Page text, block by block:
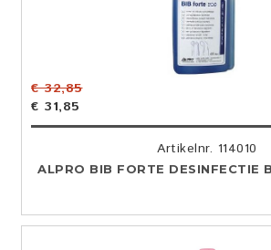
€ 32,85
€ 31,85
Artikelnr. 114010
ALPRO BIB FORTE DESINFECTIE